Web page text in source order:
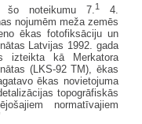
šo noteikumu 7.14.
nojumēm meža zemēs
ēkas fotofiksāciju un
Latvijas 1992. gada
izteikta kā Merkatora
(LKS-92 TM), ēkas
ēkas novietojuma
topogrāfiskās
normatīvajiem